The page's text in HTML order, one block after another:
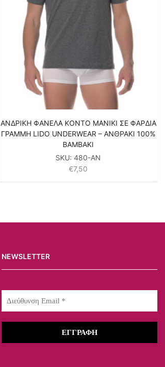
ΑΝΔΡΙΚΗ ΦΑΝΕΛΑ KONTO MANIKI ΣΕ ΦΑΡΔΙΑ
ΓΡΑΜΜΗ LIDO UNDERWEAR – ΑΝΘΡΑΚΙ 100%
ΒΑΜΒΑΚΙ
SKU:480-AN
€7,50
NEWSLETTER